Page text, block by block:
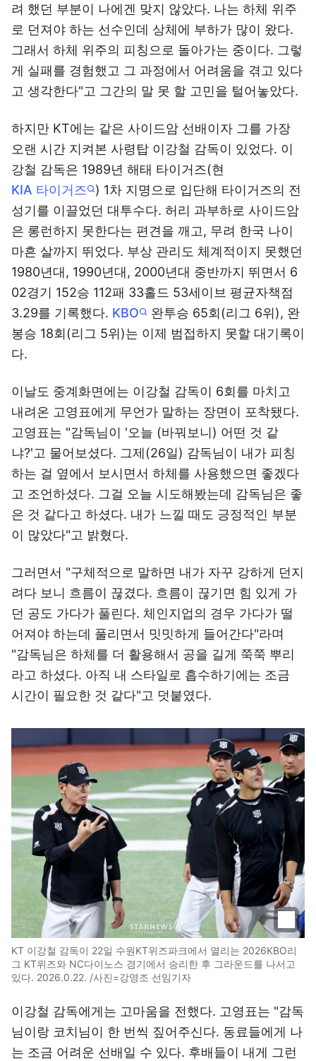
려 했던 부분이 나에겐 맞지 않았다. 나는 하체 위주
로 던져야 하는 선수인데 상체에 부하가 많이 왔다.
그래서 하체 위주의 피칭으로 돌아가는 중이다. 그렇
게 실패를 경험했고 그 과정에서 어려움을 겪고 있다
고 생각한다"고 그간의 말 못 할 고민을 털어놓았다.
하지만 KT에는 같은 사이드암 선배이자 그를 가장
오랜 시간 지켜본 사령탑 이강철 감독이 있었다. 이
강철 감독은 1989년 해태 타이거즈(현
KIA 타이거즈
) 1차 지명으로 입단해 타이거즈의 전
성기를 이끌었던 대투수다. 허리 과부하로 사이드암
은 롱런하지 못한다는 편견을 깨고, 무려 한국 나이
마흔 살까지 뛰었다. 부상 관리도 체계적이지 못했던
1980년대, 1990년대, 2000년대 중반까지 뛰면서 6
02경기 152승 112패 33홀드 53세이브 평균자책점
3.29를 기록했다. KBO
완투승 65회(리그 6위), 완
봉승 18회(리그 5위)는 이제 범접하지 못할 대기록이
다.
이날도 중계화면에는 이강철 감독이 6회를 마치고
내려온 고영표에게 무언가 말하는 장면이 포착됐다.
고영표는 "감독님이 '오늘 (바꿔보니) 어떤 것 같
냐?'고 물어보셨다. 그제(26일) 감독님이 내가 피칭
하는 걸 옆에서 보시면서 하체를 사용했으면 좋겠다
고 조언하셨다. 그걸 오늘 시도해봤는데 감독님은 좋
은 것 같다고 하셨다. 내가 느낄 때도 긍정적인 부분
이 많았다"고 밝혔다.
그러면서 "구체적으로 말하면 내가 자꾸 강하게 던지
려다 보니 흐름이 끊겼다. 흐름이 끊기면 힘 있게 가
던 공도 가다가 풀린다. 체인지업의 경우 가다가 떨
어져야 하는데 풀리면서 밋밋하게 들어간다"라며
"감독님은 하체를 더 활용해서 공을 길게 쭉쭉 뿌리
라고 하셨다. 아직 내 스타일로 흡수하기에는 조금
시간이 필요한 것 같다"고 덧붙였다.
KT 이강철 감독이 22일 수원KT위즈파크에서 열리는 2026KBO리
그 KT위즈와 NC다이노스 경기에서 승리한 후 그라운드를 나서고
있다. 2026.0.22. /사진=강영조 선임기자
이강철 감독에게는 고마움을 전했다. 고영표는 "감독
님이랑 코치님이 한 번씩 짚어주신다. 동료들에게 나
는 조금 어려운 선배일 수 있다. 후배들이 내게 그런